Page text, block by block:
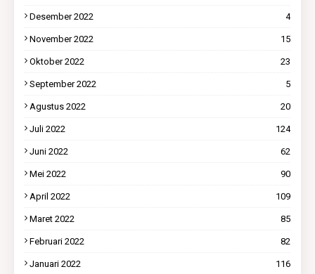
Desember 2022 4
November 2022 15
Oktober 2022 23
September 2022 5
Agustus 2022 20
Juli 2022 124
Juni 2022 62
Mei 2022 90
April 2022 109
Maret 2022 85
Februari 2022 82
Januari 2022 116